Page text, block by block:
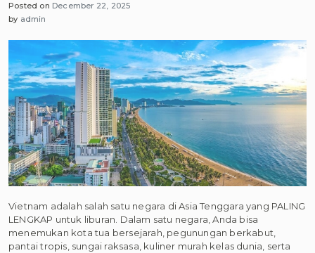
Posted on December 22, 2025
by admin
Vietnam adalah salah satu negara di Asia Tenggara yang PALING
LENGKAP untuk liburan. Dalam satu negara, Anda bisa
menemukan kota tua bersejarah, pegunungan berkabut,
pantai tropis, sungai raksasa, kuliner murah kelas dunia, serta